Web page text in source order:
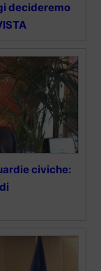
decideremo
civiche: